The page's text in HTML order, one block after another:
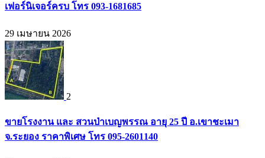
เฟอร์นิเจอร์ครบ โทร 093-1681685
29 เมษายน 2026
2
ขายโรงงาน และ สวนป่าเบญพรรณ อายุ 25 ปี อ.เขาชะเมา
จ.ระยอง ราคาพิเศษ โทร 095-2601140